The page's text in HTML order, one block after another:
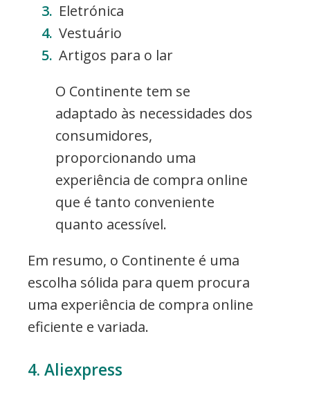
Eletrónica
Vestuário
Artigos para o lar
O Continente tem se
adaptado às necessidades dos
consumidores,
proporcionando uma
experiência de compra online
que é tanto conveniente
quanto acessível.
Em resumo, o Continente é uma
escolha sólida para quem procura
uma experiência de compra online
eficiente e variada.
4. Aliexpress